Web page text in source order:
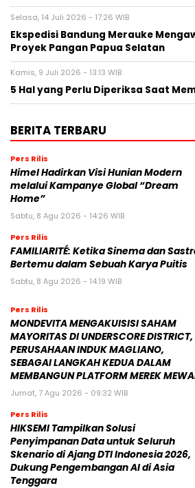
Selasa, 14 Juli 2026 - 17:26 WIB
Ekspedisi Bandung Merauke
Proyek Pangan Papua Selatan
Kamis, 9 Juli 2026 - 13:13 WIB
5 Hal yang Perlu Diperiksa Saat
BERITA TERBARU
Pers Rilis
Himel Hadirkan Visi Hunian Modern
melalui Kampanye Global “Dream
Home”
Sabtu, 8 Agu 2026 - 14:26 WIB
Pers Rilis
FAMILIARITÉ: Ketika Sinema dan
Bertemu dalam Sebuah Karya Puitis
Sabtu, 8 Agu 2026 - 14:19 WIB
Pers Rilis
MONDEVITA MENGAKUISISI SAHAM
MAYORITAS DI UNDERSCORE DISTRICT,
PERUSAHAAN INDUK MAGLIANO,
SEBAGAI LANGKAH KEDUA DALAM
MEMBANGUN PLATFORM MEREK
Jumat, 7 Agu 2026 - 09:32 WIB
Pers Rilis
HIKSEMI Tampilkan Solusi
Penyimpanan Data untuk Seluruh
Skenario di Ajang DTI Indonesia 2026,
Dukung Pengembangan AI di Asia
Tenggara